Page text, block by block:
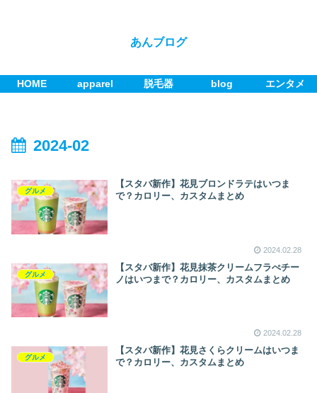
あんブログ
HOME apparel 脱毛器 blog エンタメ
2024-02
グルメ
【スタバ新作】花見ブロンドラテはいつま
で？カロリー、カスタムまとめ
2024.02.28
グルメ
【スタバ新作】花見抹茶クリームフラぺチー
ノはいつまで？カロリー、カスタムまとめ
2024.02.28
グルメ
【スタバ新作】花見さくらクリームはいつま
で？カロリー、カスタムまとめ